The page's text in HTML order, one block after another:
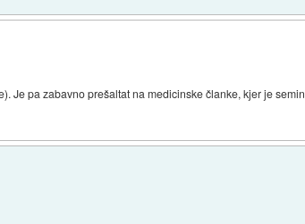
Je pa zabavno prešaltat na medicinske članke, kjer je